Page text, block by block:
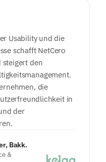
Usability und die
schafft NetCero
den
die
in
der
Bakk.
&